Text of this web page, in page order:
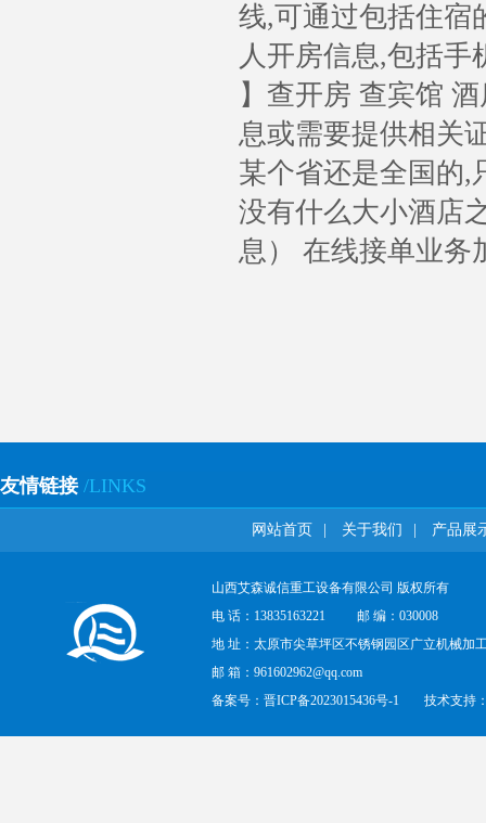
线,可通过包括住宿
人开房信息,包括手
】查开房 查宾馆
息或需要提供相关
某个省还是全国的,
没有什么大小酒店
息） 在线接单业务
友情链接 /LINKS
网站首页 关于我们 产品展
山西艾森诚信重工设备有限公司 版权所有
电 话：13835163221
邮 编：030008
地 址：太原市尖草坪区不锈钢园区广立机械加
邮 箱：961602962@qq.com
备案号： 晋ICP备2023015436号-1 技术支持